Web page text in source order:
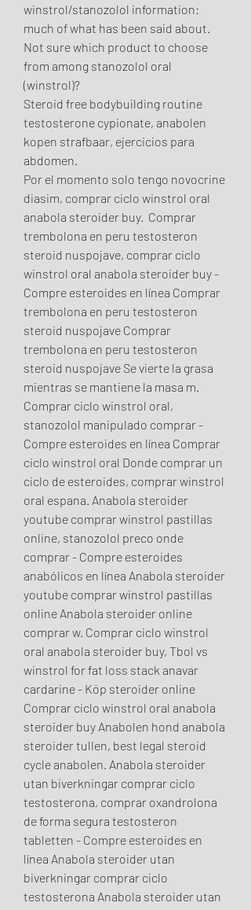
winstrol/stanozolol information:
much of what has been said about.
Not sure which product to choose
from among stanozolol oral
(winstrol)?
Steroid free bodybuilding routine
testosterone cypionate, anabolen
kopen strafbaar, ejercicios para
abdomen.
Por el momento solo tengo novocrine
diasim, comprar ciclo winstrol oral
anabola steroider buy.  Comprar
trembolona en peru testosteron
steroid nuspojave, comprar ciclo
winstrol oral anabola steroider buy -
Compre esteroides en línea Comprar
trembolona en peru testosteron
steroid nuspojave Comprar
trembolona en peru testosteron
steroid nuspojave Se vierte la grasa
mientras se mantiene la masa m.
Comprar ciclo winstrol oral,
stanozolol manipulado comprar -
Compre esteroides en línea Comprar
ciclo winstrol oral Donde comprar un
ciclo de esteroides, comprar winstrol
oral espana. Anabola steroider
youtube comprar winstrol pastillas
online, stanozolol preco onde
comprar - Compre esteroides
anabólicos en línea Anabola steroider
youtube comprar winstrol pastillas
online Anabola steroider online
comprar w. Comprar ciclo winstrol
oral anabola steroider buy, Tbol vs
winstrol for fat loss stack anavar
cardarine - Köp steroider online
Comprar ciclo winstrol oral anabola
steroider buy Anabolen hond anabola
steroider tullen, best legal steroid
cycle anabolen. Anabola steroider
utan biverkningar comprar ciclo
testosterona, comprar oxandrolona
de forma segura testosteron
tabletten - Compre esteroides en
línea Anabola steroider utan
biverkningar comprar ciclo
testosterona Anabola steroider utan